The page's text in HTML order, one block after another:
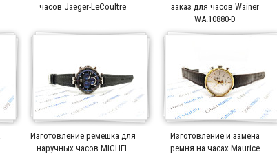
часов Jaeger-LeCoultre
заказ для часов Wainer
WA.10880-D
Изготовление ремешка для
наручных часов MICHEL
Изготовление и замена
ремня на часах Maurice